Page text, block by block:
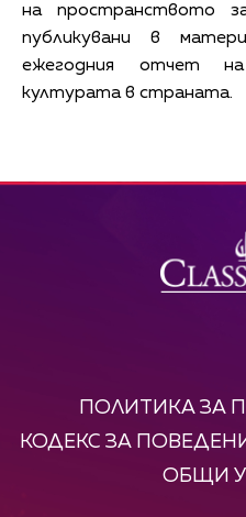
на пространството
публикувани в
ежегодния отчет
културата в страната.
ПОЛИТИКА ЗА
КОДЕКС ЗА
ОБЩИ